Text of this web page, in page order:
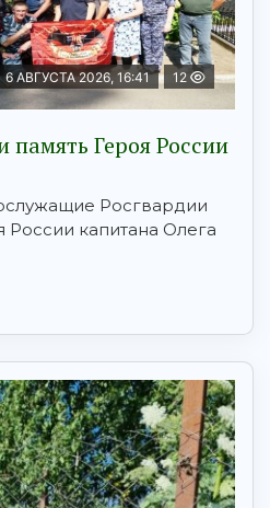
6 АВГУСТА 2026, 16:41 12
память Героя России
Росгвардии
России капитана Олега